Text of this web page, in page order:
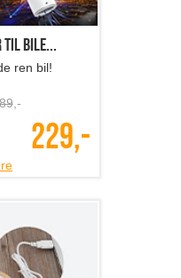
til bile...
ren bil!
,-
229,-